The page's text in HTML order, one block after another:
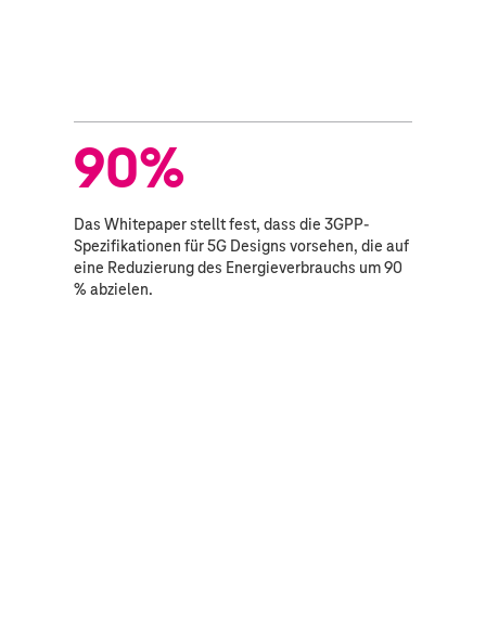
90%
Das Whitepaper stellt fest, dass die 3GPP-
Spezifikationen für 5G Designs vorsehen, die auf
eine Reduzierung des Energieverbrauchs um 90
% abzielen.